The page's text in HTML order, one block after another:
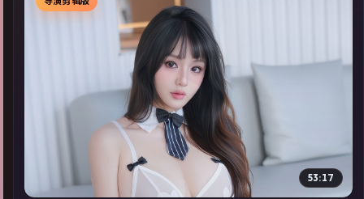
▶
53:17